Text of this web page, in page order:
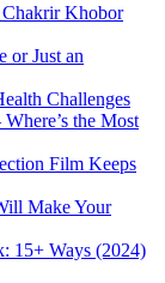
Chakrir Khobor
or Just an
Challenges
the Most
Film Keeps
Make Your
15+ Ways (2024)